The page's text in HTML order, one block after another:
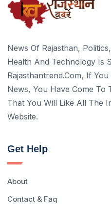
News Of Rajasthan,
Health And Technology Is
Rajasthantrend.com, If
News, You Have Come To
That You Will Like All The
Website.
Get Help
About
Contact & Faq